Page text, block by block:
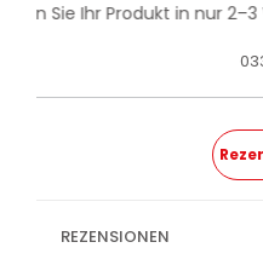
Sie Ihr Produkt in nur 2–3
REZENSIONEN